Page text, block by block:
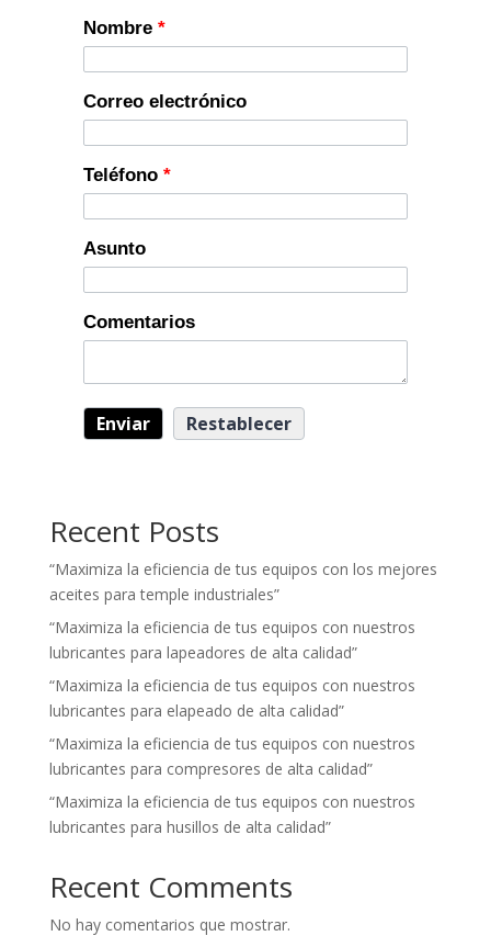
Nombre *
Correo electrónico
Teléfono *
Asunto
Comentarios
Recent Posts
“Maximiza la eficiencia de tus equipos con los mejores
aceites para temple industriales”
“Maximiza la eficiencia de tus equipos con nuestros
lubricantes para lapeadores de alta calidad”
“Maximiza la eficiencia de tus equipos con nuestros
lubricantes para elapeado de alta calidad”
“Maximiza la eficiencia de tus equipos con nuestros
lubricantes para compresores de alta calidad”
“Maximiza la eficiencia de tus equipos con nuestros
lubricantes para husillos de alta calidad”
Recent Comments
No hay comentarios que mostrar.